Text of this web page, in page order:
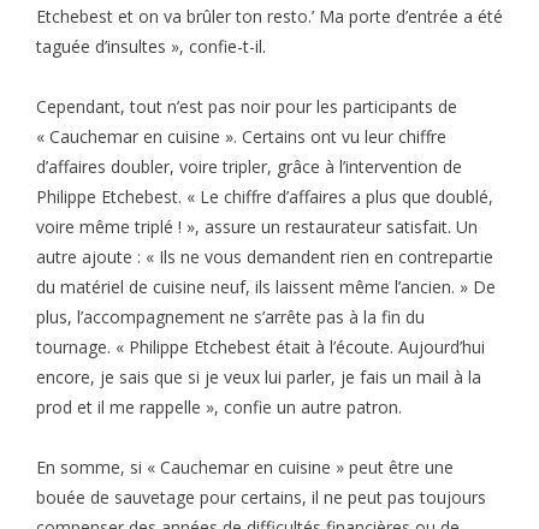
Etchebest et on va brûler ton resto.’ Ma porte d’entrée a été
taguée d’insultes », confie-t-il.
Cependant, tout n’est pas noir pour les participants de
« Cauchemar en cuisine ». Certains ont vu leur chiffre
d’affaires doubler, voire tripler, grâce à l’intervention de
Philippe Etchebest. « Le chiffre d’affaires a plus que doublé,
voire même triplé ! », assure un restaurateur satisfait. Un
autre ajoute : « Ils ne vous demandent rien en contrepartie
du matériel de cuisine neuf, ils laissent même l’ancien. » De
plus, l’accompagnement ne s’arrête pas à la fin du
tournage. « Philippe Etchebest était à l’écoute. Aujourd’hui
encore, je sais que si je veux lui parler, je fais un mail à la
prod et il me rappelle », confie un autre patron.
En somme, si « Cauchemar en cuisine » peut être une
bouée de sauvetage pour certains, il ne peut pas toujours